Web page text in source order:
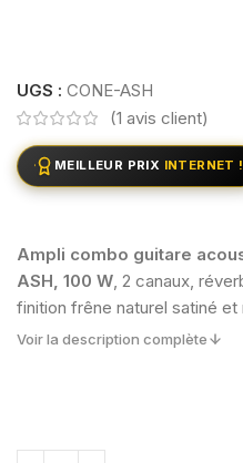
UGS : CONE-ASH
(1 avis client)
MEILLEUR PRIX INTERNET !
Ampli combo guitare
ASH, 100 W, 2 canaux,
finition frêne naturel satiné et
Voir la description complète